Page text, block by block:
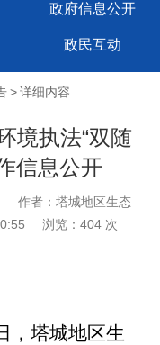
政府信息公开
政民互动
>详细内容
境执法“双随
信息公开
作者：塔城地区生态
浏览： 404次
，塔城地区生